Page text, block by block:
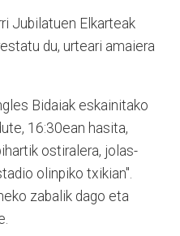
Jubilatuen Elkarteak
du, urteari amaiera
Bidaiak eskainitako
16:30ean hasita,
ostiralera, jolas-
olinpiko txikian".
zabalik dago eta